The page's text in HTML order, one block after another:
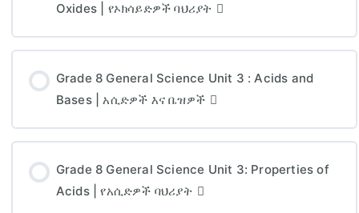
Oxides | የኦክሳይድዎች ባህሪያት
Grade 8 General Science Unit 3 : Acids and
Bases | አሲድዎች እና ቤዝዎች
Grade 8 General Science Unit 3: Properties of
Acids | የአሲድዎች ባህሪያት